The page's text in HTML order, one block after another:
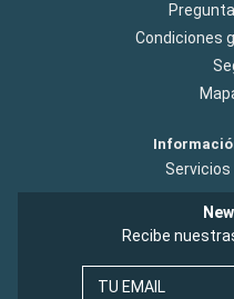
Condiciones
Recibe
TU EMAIL